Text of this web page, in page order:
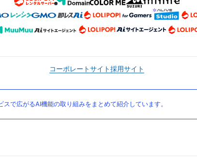
コーポレートサイト採用サイト
で広がるAI機能の取り組みをまとめて紹介しています。